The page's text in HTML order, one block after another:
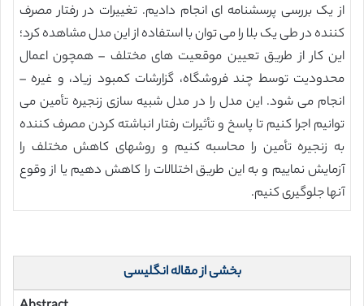
از یک بررسی پرسشنامه ای انجام دادیم. تغییرات در رفتار مصرف
کننده در طی یک بلا را می توان با استفاده از این مدل مشاهده کرد؛
این کار از طریق تعیین موقعیت های مختلف – همچون اعمال
محدودیت توسط چند فروشگاه، گزارشات کمبود زیاد، و غیره –
انجام می شود. این مدل را در مدل شبیه سازی زنجیره تأمین می
توانیم اجرا کنیم تا پاسخ و تأثیرات رفتار انباشته کردن مصرف کننده
به زنجیره تأمین را محاسبه کنیم و روشهای کاهش مختلف را
آزمایش نماییم و به این طریق اختلالات را کاهش دهیم یا از وقوع
آنها جلوگیری کنیم.
بخشی از مقاله انگلیسی